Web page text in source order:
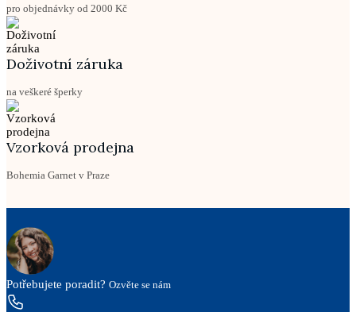
pro objednávky od 2000 Kč
Doživotní záruka
na veškeré šperky
Vzorková prodejna
Bohemia Garnet v Praze
Potřebujete poradit? Ozvěte se nám